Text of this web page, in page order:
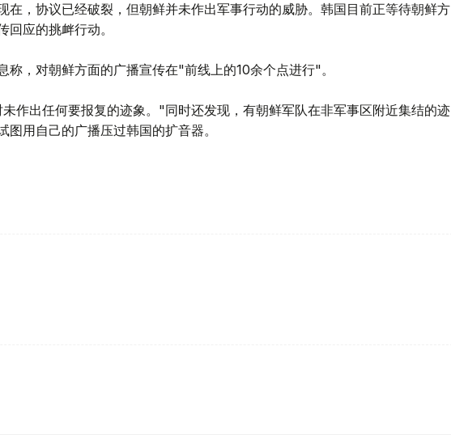
在，协议已经破裂，但朝鲜并未作出军事行动的威胁。韩国目前正等待朝鲜方
应的挑衅行动。
称，对朝鲜方面的广播宣传在"前线上的10余个点进行"。
作出任何要报复的迹象。"同时还发现，有朝鲜军队在非军事区附近集结的迹
图用自己的广播压过韩国的扩音器。